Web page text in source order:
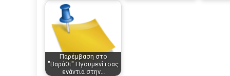
Παρέμβαση στο
"Βαράθι" Ηγουμενίτσας
ενάντια στην…